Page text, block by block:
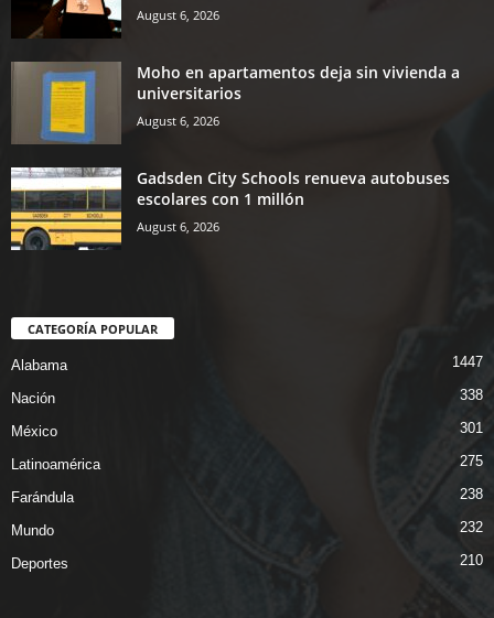
August 6, 2026
Moho en apartamentos deja sin vivienda a
universitarios
August 6, 2026
Gadsden City Schools renueva autobuses
escolares con 1 millón
August 6, 2026
CATEGORÍA POPULAR
Alabama 1447
Nación 338
México 301
Latinoamérica 275
Farándula 238
Mundo 232
Deportes 210